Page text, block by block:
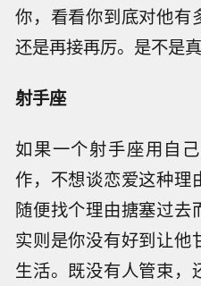
你，看看你到底对他有
还是再接再厉。是不是
射手座
如果一个射手座用自
作，不想谈恋爱这种理
随便找个理由搪塞过去
实则是你没有好到让他
生活。既没有人管束，